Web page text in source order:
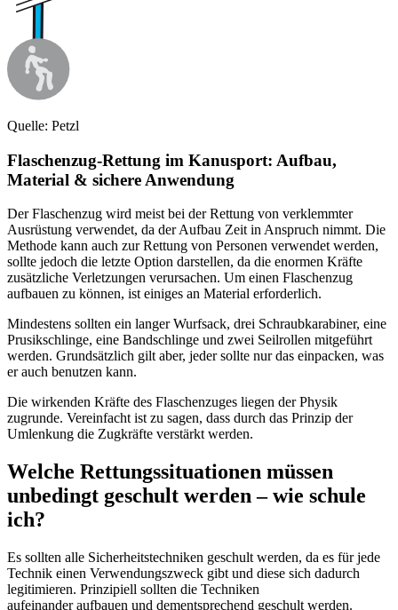
Quelle: Petzl
Flaschenzug-Rettung im Kanusport: Aufbau,
Material & sichere Anwendung
Der Flaschenzug wird meist bei der Rettung von verklemmter
Ausrüstung verwendet, da der Aufbau Zeit in Anspruch nimmt. Die
Methode kann auch zur Rettung von Personen verwendet werden,
sollte jedoch die letzte Option darstellen, da die enormen Kräfte
zusätzliche Verletzungen verursachen. Um einen Flaschenzug
aufbauen zu können, ist einiges an Material erforderlich.
Mindestens sollten ein langer Wurfsack, drei Schraubkarabiner, eine
Prusikschlinge, eine Bandschlinge und zwei Seilrollen mitgeführt
werden. Grundsätzlich gilt aber, jeder sollte nur das einpacken, was
er auch benutzen kann.
Die wirkenden Kräfte des Flaschenzuges liegen der Physik
zugrunde. Vereinfacht ist zu sagen, dass durch das Prinzip der
Umlenkung die Zugkräfte verstärkt werden.
Welche Rettungssituationen müssen
unbedingt geschult werden – wie schule
ich?
Es sollten alle Sicherheitstechniken geschult werden, da es für jede
Technik einen Verwendungszweck gibt und diese sich dadurch
legitimieren. Prinzipiell sollten die Techniken
aufeinander aufbauen und dementsprechend geschult werden.